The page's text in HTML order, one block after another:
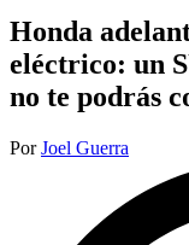
Honda
eléctrico: un
no te podrás
Publicado
PorJoel Guerra